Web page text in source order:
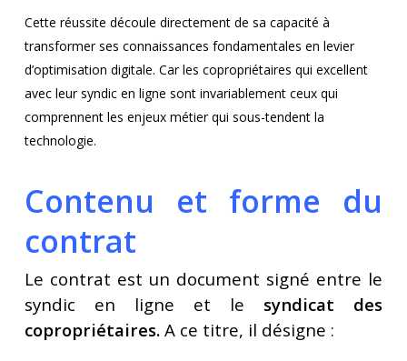
Cette réussite découle directement de sa capacité à
transformer ses connaissances fondamentales en levier
d’optimisation digitale. Car les copropriétaires qui excellent
avec leur syndic en ligne sont invariablement ceux qui
comprennent les enjeux métier qui sous-tendent la
technologie.
Contenu et forme du
contrat
Le contrat est un document signé entre le
syndic en ligne et le syndicat des
copropriétaires.A ce titre, il désigne :